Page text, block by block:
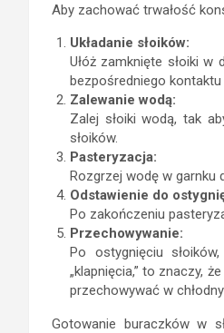
Aby zachować trwałość
Układanie słoików:
Ułóż zamknięte słoiki w
bezpośredniego kontaktu
Zalewanie wodą:
Zalej słoiki wodą, tak
słoików.
Pasteryzacja:
Rozgrzej wodę w garnku
Odstawienie do
Po zakończeniu
Przechowywanie:
Po ostygnięciu
„klapnięcia,” to znaczy,
przechowywać w
Gotowanie buraczków w